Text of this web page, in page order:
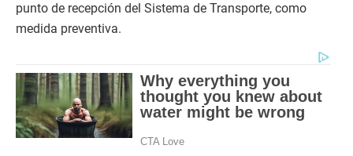
punto de recepción del Sistema de Transporte, como
medida preventiva.